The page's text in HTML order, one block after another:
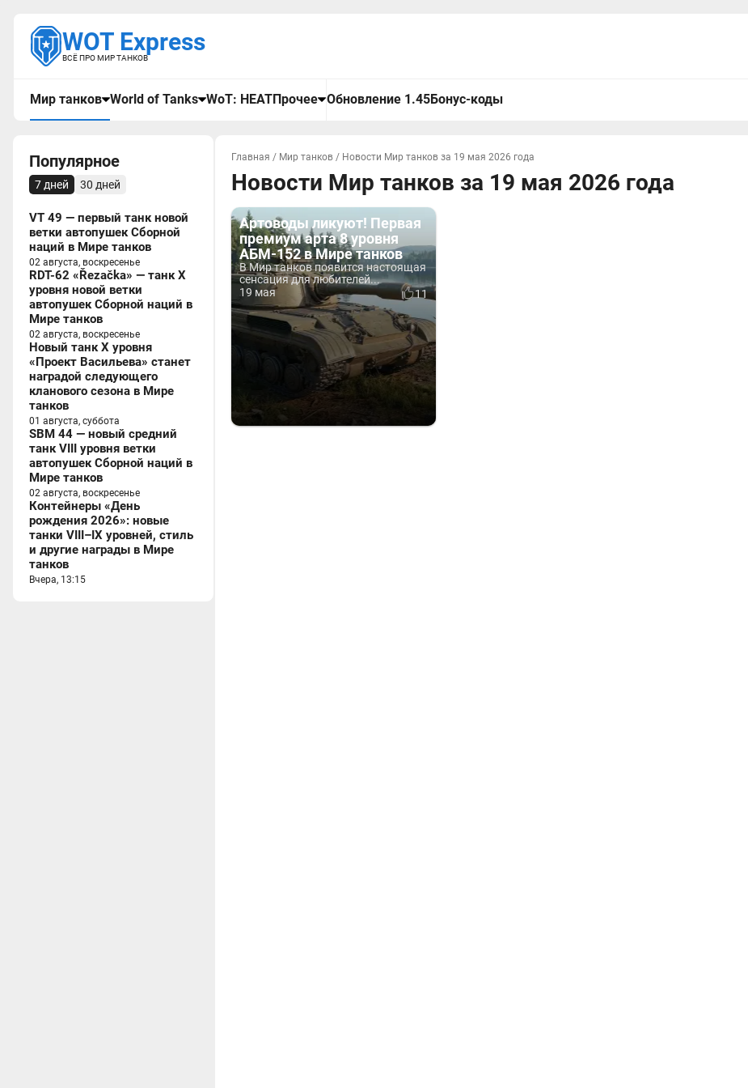
WOT Express
ВСЁ ПРО МИР ТАНКОВ
Мир танков World of Tanks WoT: HEATПрочее Обновление 1.45Бонус-коды
Популярное
7 дней 30 дней
VT 49 — первый танк новой
ветки автопушек Сборной
наций в Мире танков
02 августа, воскресенье
RDT-62 «Řezačka» — танк X
уровня новой ветки
автопушек Сборной наций в
Мире танков
02 августа, воскресенье
Новый танк X уровня
«Проект Васильева» станет
наградой следующего
кланового сезона в Мире
танков
01 августа, суббота
SBM 44 — новый средний
танк VIII уровня ветки
автопушек Сборной наций в
Мире танков
02 августа, воскресенье
Контейнеры «День
рождения 2026»: новые
танки VIII–IX уровней, стиль
и другие награды в Мире
танков
Вчера, 13:15
Главная / Мир танков / Новости Мир танков за 19 мая 2026 года
Новости Мир танков за 19 мая 2026 года
Артоводы ликуют! Первая
премиум арта 8 уровня
АБМ-152 в Мире танков
В Мир танков появится настоящая
сенсация для любителей...
19 мая
11